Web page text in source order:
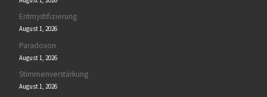
Entmystifizierung
August 1, 2026
Paradoxon
August 1, 2026
Stimmenverstärkung
August 1, 2026